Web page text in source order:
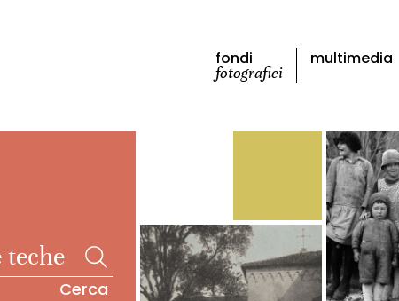
fondi
fotografici
multimedia
Cerca